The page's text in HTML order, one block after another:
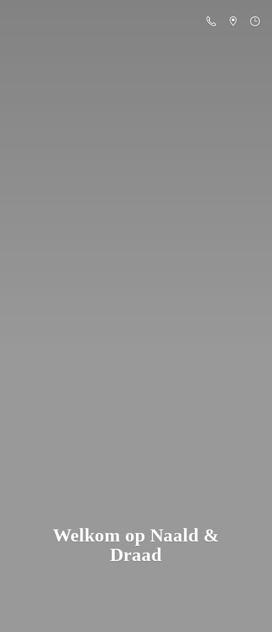
Welkom op Naald &
Draad